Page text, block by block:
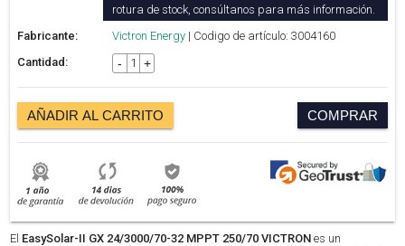
rotura de stock, consúltanos para más información.
Fabricante:
Victron Energy | Codigo de artículo: 3004160
Cantidad:
- +
AÑADIR AL CARRITO COMPRAR
El EasySolar-II GX 24/3000/70-32 MPPT 250/70 VICTRON es un